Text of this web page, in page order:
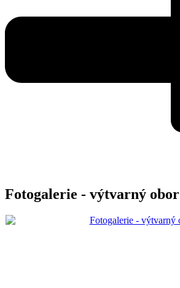
Fotogalerie - výtvarný obor